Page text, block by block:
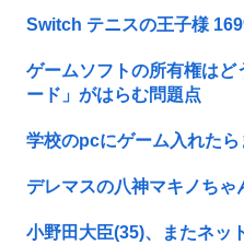
Switch テニスの王子様
ゲームソフトの所有権は
ード」がはらむ問題点
学校のpcにゲーム入れたら
デレマスの八神マキノちゃ
小野田大臣(35)、またネッ